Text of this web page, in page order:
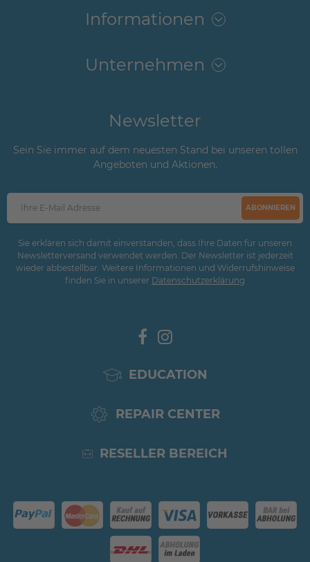
Informationen
Unternehmen
Newsletter
Sein Sie immer auf dem neuesten Stand bei unseren tollen
Angeboten und Aktionen.
ABONNIEREN
Sie erklären sich damit einverstanden, dass Ihre Daten für unseren
Newsletterversand verwendet werden. Der Newsletter ist jederzeit
wieder abbestellbar. Weitere Informationen und Widerrufshinweise
finden Sie in unserer Daten­schutz­erklärung
EDUCATION
REPAIR CENTER
RESELLER BEREICH